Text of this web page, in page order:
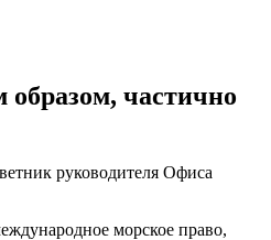
частично
руководителя Офиса
морское право,